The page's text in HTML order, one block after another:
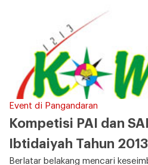
Event di Pangandaran
Kompetisi PAI dan
Ibtidaiyah Tahun 2013
Berlatar belakang mencari